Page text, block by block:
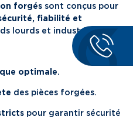
forgés sont conçus pour
fiabilité et
lourds et industriel.
optimale.
des pièces forgées.
pour garantir sécurité